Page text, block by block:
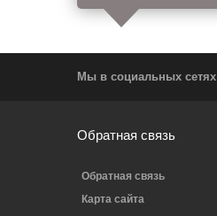
Мы в социальных сетях
Обратная связь
Обратная связь
Карта сайта